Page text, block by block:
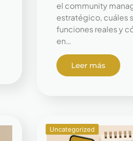
el community
estratégico, cuáles
funciones reales y
en…
Leer más
Uncategorized